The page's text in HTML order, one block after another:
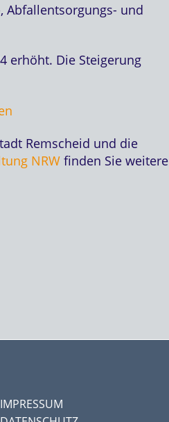
Abfallentsorgungs- und
erhöht. Die Steigerung
Remscheid und die
NRW finden Sie weitere
IMPRESSUM